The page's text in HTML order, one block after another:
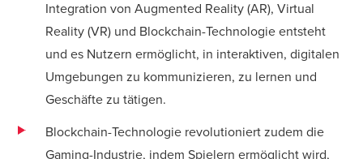
Integration von Augmented Reality (AR), Virtual
Reality (VR) und Blockchain-Technologie entsteht
und es Nutzern ermöglicht, in interaktiven, digitalen
Umgebungen zu kommunizieren, zu lernen und
Geschäfte zu tätigen.
Blockchain-Technologie revolutioniert zudem die
Gaming-Industrie, indem Spielern ermöglicht wird,